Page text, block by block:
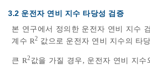
3.2 운전자 연비 지수 타당성 검증
본 연구에서 정의한 운전자 연비 지수
계수 R2 값으로 운전자 연비 지수의 타
큰 R2값을 가질 경우, 운전자 연비 지